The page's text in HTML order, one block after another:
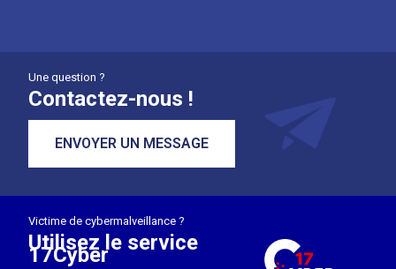
Une question ?
Contactez-nous !
ENVOYER UN MESSAGE
Victime de cybermalveillance ?
Utilisez le service
17Cyber